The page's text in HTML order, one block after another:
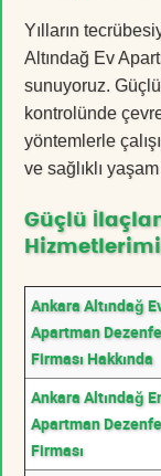
Yılların
Altındağ Ev
sunuyoruz.
kontrolünde
yöntemlerle
ve sağlıklı
Güçlü
Ankara Altındağ
Apartman
Firması Hakkında
Ankara Altındağ
Apartman
Firması